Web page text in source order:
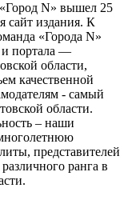
N» вышел 25
сайт издания. К
«Города N»
и портала —
области,
качественной
- самый
области.
– наши
представителей
ранга в